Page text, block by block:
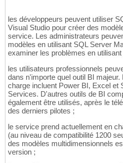
les développeurs peuvent utiliser
Visual Studio pour créer des
service. Les administrateurs
modèles en utilisant SQL Server
examiner les problèmes en
les utilisateurs professionnels
dans n'importe quel outil BI
charge incluent Power BI, Excel et
Services. D'autres outils de BI
également être utilisés, après le
des derniers pilotes ;
le service prend actuellement en
(au niveau de compatibilité 1200
des modèles multidimensionnels
version ;